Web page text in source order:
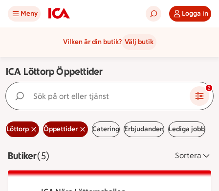
Meny Logga in
Vilken är din butik? Välj butik
ICA Löttorp Öppettider
Sök på ort eller tjänst 2
Löttorp Öppettider Catering Erbjudanden Lediga jobb
ButikerVisar 5 stycken
(5) Sortera